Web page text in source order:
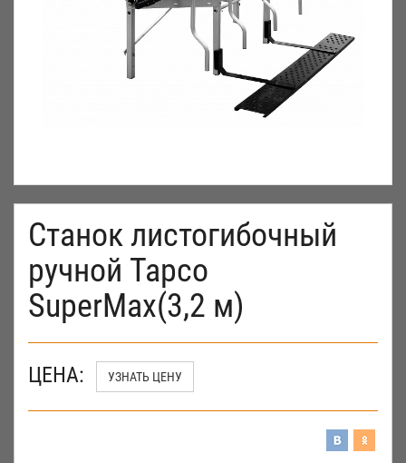
Cтанок листогибочный
ручной Tapco
SuperMax(3,2 м)
ЦЕНА: УЗНАТЬ ЦЕНУ